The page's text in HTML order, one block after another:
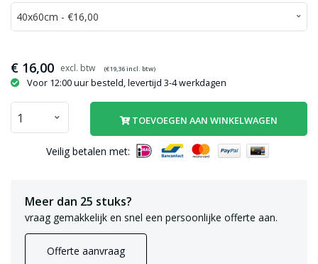
€ 16,00 (€19,36incl. btw)
Voor 12:00 uur besteld, levertijd 3-4 werkdagen
TOEVOEGEN AAN WINKELWAGEN
Veilig betalen met:
Meer dan 25 stuks?
vraag gemakkelijk en snel een persoonlijke offerte aan.
Offerte aanvraag